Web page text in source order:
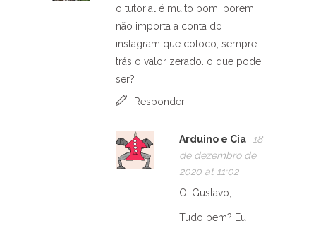
o tutorial é muito bom, porem
não importa a conta do
instagram que coloco, sempre
trás o valor zerado. o que pode
ser?
Responder
Arduino e Cia
18
de dezembro de
2020 at 11:02
Oi Gustavo,
Tudo bem? Eu